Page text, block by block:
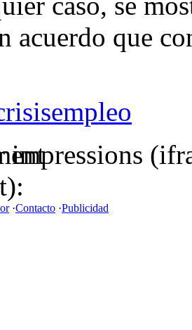
acuerdo que
empleo
·Contacto ·Publicidad